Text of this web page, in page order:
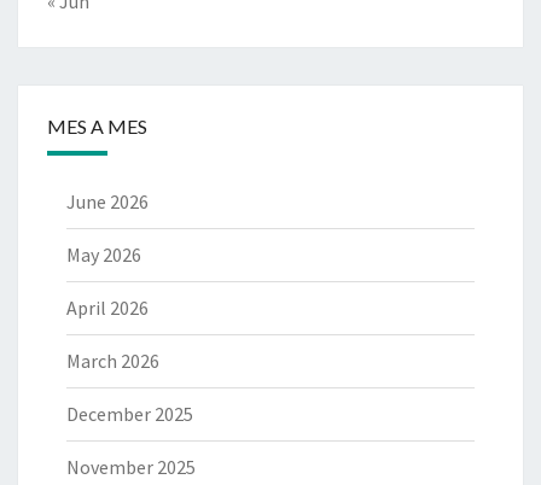
MES A MES
June 2026
May 2026
April 2026
March 2026
December 2025
November 2025